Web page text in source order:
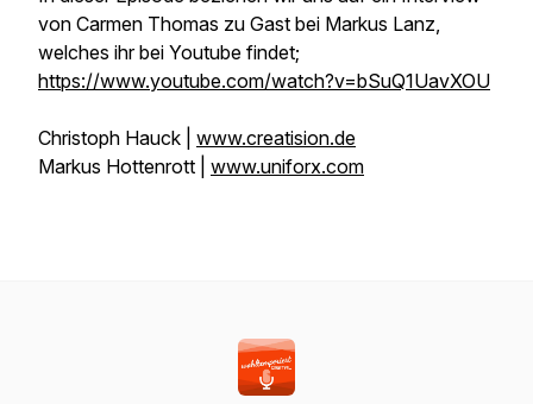
von Carmen Thomas zu Gast bei Markus Lanz,
welches ihr bei Youtube findet;
https://www.youtube.com/watch?v=bSuQ1UavXOU
Christoph Hauck | www.creatision.de
Markus Hottenrott | www.uniforx.com